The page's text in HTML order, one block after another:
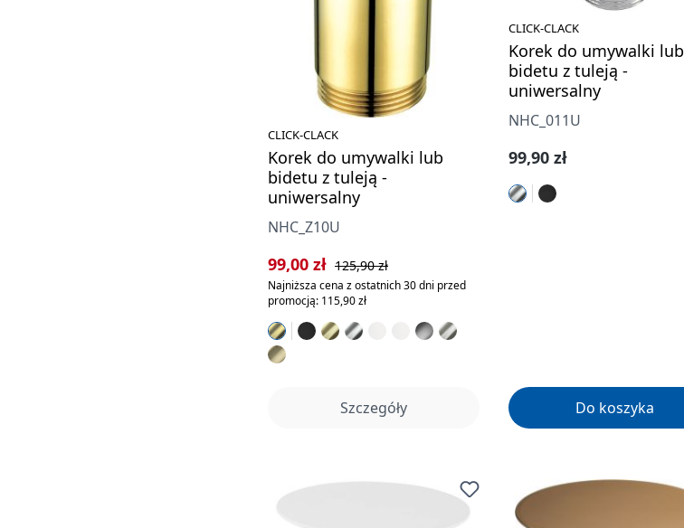
CLICK-CLACK
Korek do umywalki lub
bidetu z tuleją -
uniwersalny
NHC_Z10U
Cena sprzedaży:
99,00 zł Cena regularna:
125,90 zł
Najniższa cena z ostatnich 30 dni przed
promocją: 115,90 zł
Szczegóły
CLICK-CLACK
Korek do umywalki lub
bidetu z tuleją -
uniwersalny
NHC_011U
Cena regularna:
99,90 zł
Do koszyka